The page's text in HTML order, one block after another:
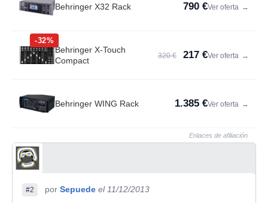
Behringer X32 Rack 790 €Ver oferta →
-32%
Behringer X-Touch
Compact
320 € 217 €Ver oferta →
Behringer WING Rack 1.385 €Ver oferta →
Enlaces de afiliación
#2 por Sepuede el 11/12/2013